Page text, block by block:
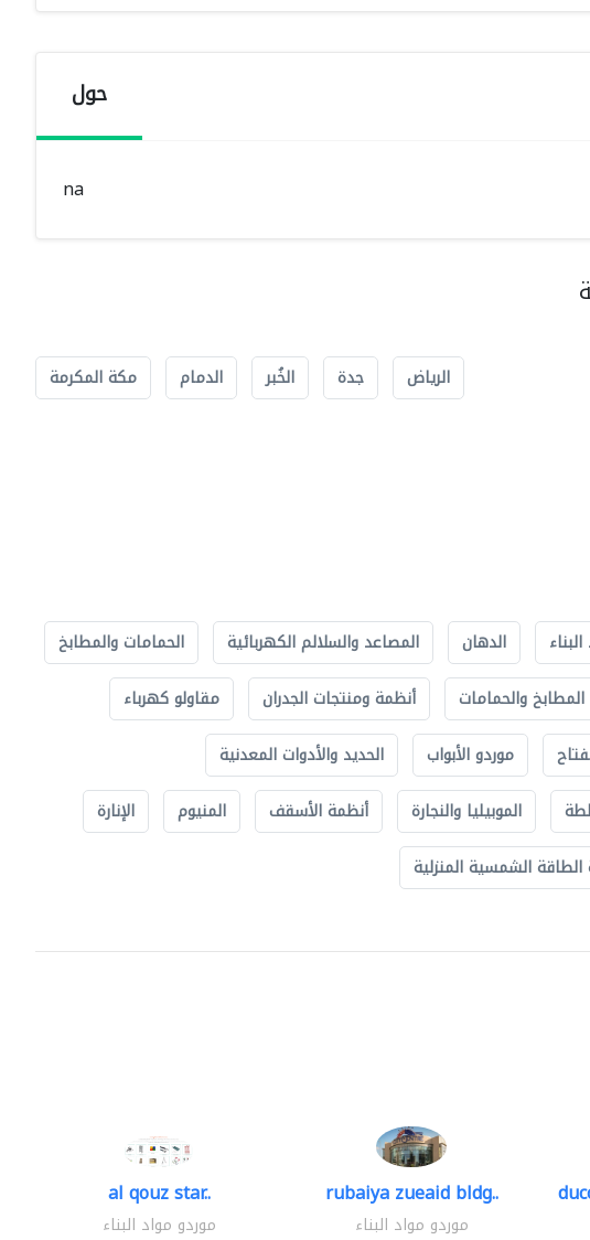
حول
na
الرياض جدة الخُبر الدمام مكة المكرمة
الدهان المصاعد والسلالم الكهربائية
الحمامات والمطابخ
والحمامات أنظمة ومنتجات الجدران
مقاولو كهرباء
موردو الأبواب
الحديد والأدوات المعدنية
الموبيليا والنجارة أنظمة الأسقف المنيوم
الإنارة
الشمسية المنزلية
al qouz star..
موردو مواد البناء
rubaiya zueaid bldg..
موردو مواد البناء